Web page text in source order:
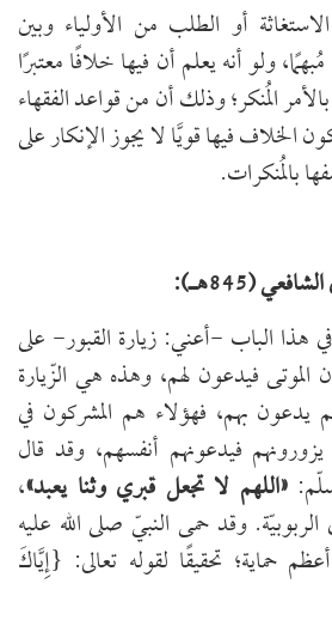
أو الطلب من الأولياء وبين
ولو أنه يعلم أن فيها خلافًا معتبرًا
المُنكر؛ وذلك أن من قواعد الفقهاء
الخلاف فيها قويَّا لا يجوز الإنكار على
بالمُنكرات.
هذا الباب -أعني: زيارة القبور- على
الموتى فيدعون لهم، وهذه هي الزّيارة
يدعون بهم، فهؤلاء هم المشركون في
يزورونهم فيدعونهم أنفسهم، وقد قال
«اللهم لا تجعل قبري وثنا يعبد»،
وقد حمى النبيّ صلى الله عليه
حماية؛ تحقيقًا لقوله تعالى: {إِيَّاكَ